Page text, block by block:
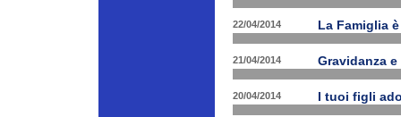
22/04/2014 La Famiglia
21/04/2014 Gravidanza
20/04/2014 I tuoi figli